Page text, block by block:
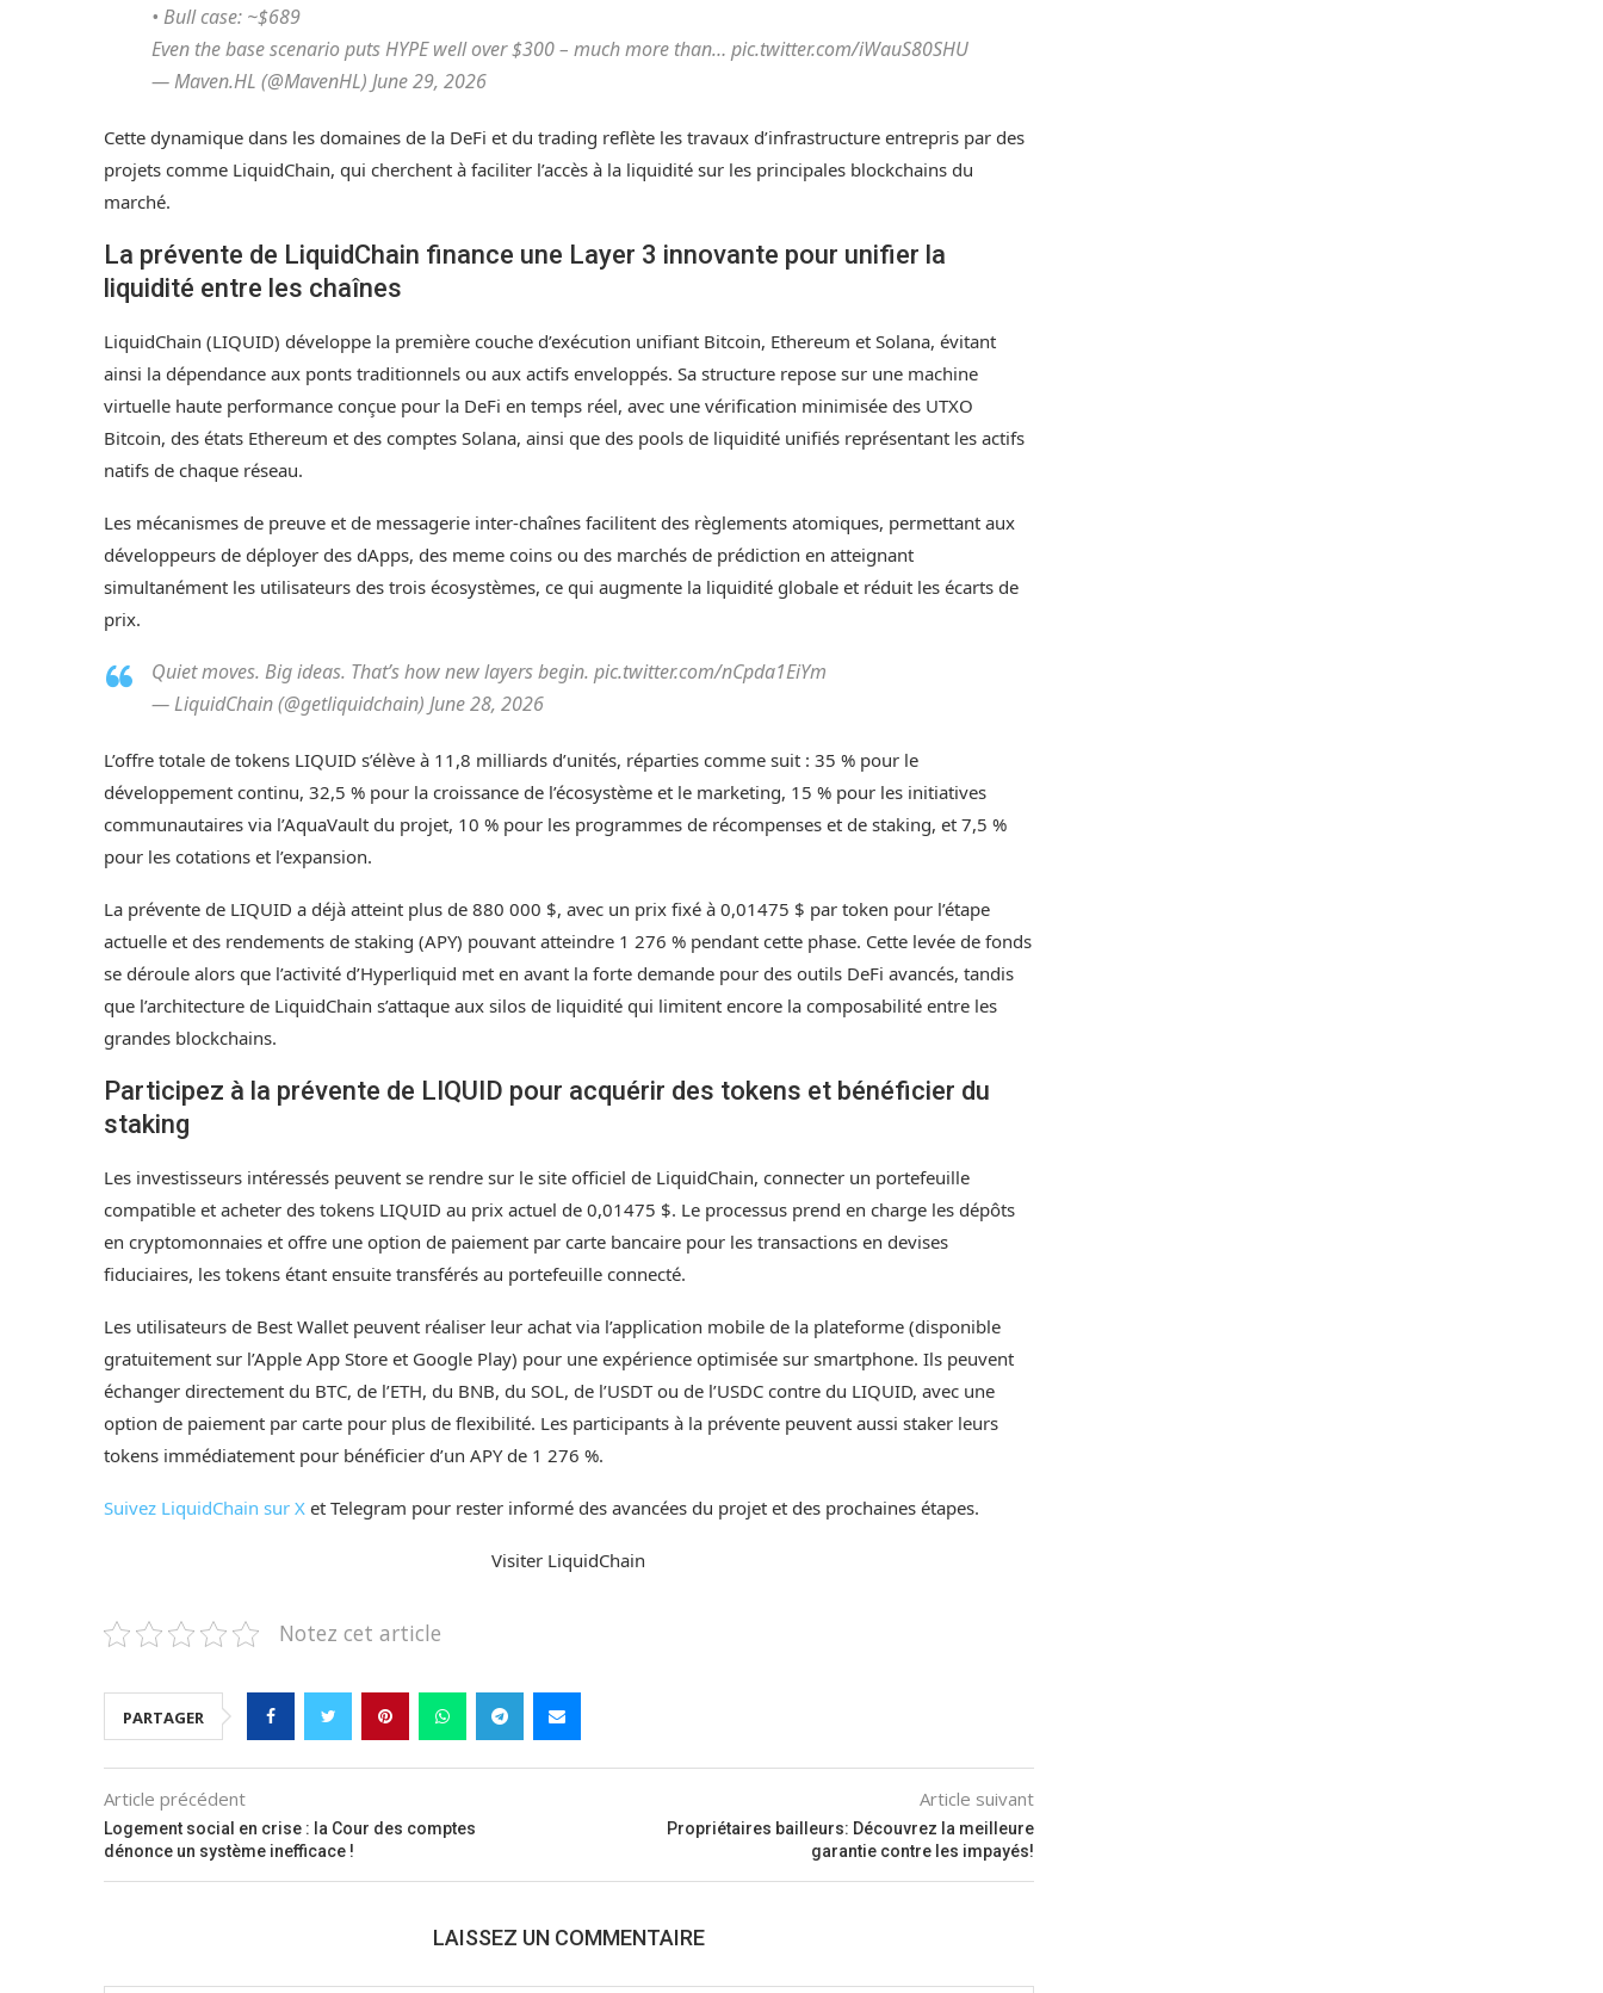
• Bull case: ~$689
Even the base scenario puts HYPE well over $300 – much more than… pic.twitter.com/iWauS80SHU
— Maven.HL (@MavenHL) June 29, 2026
Cette dynamique dans les domaines de la DeFi et du trading reflète les travaux d’infrastructure entrepris par des
projets comme LiquidChain, qui cherchent à faciliter l’accès à la liquidité sur les principales blockchains du
marché.
La prévente de LiquidChain finance une Layer 3 innovante pour unifier la
liquidité entre les chaînes
LiquidChain (LIQUID) développe la première couche d’exécution unifiant Bitcoin, Ethereum et Solana, évitant
ainsi la dépendance aux ponts traditionnels ou aux actifs enveloppés. Sa structure repose sur une machine
virtuelle haute performance conçue pour la DeFi en temps réel, avec une vérification minimisée des UTXO
Bitcoin, des états Ethereum et des comptes Solana, ainsi que des pools de liquidité unifiés représentant les actifs
natifs de chaque réseau.
Les mécanismes de preuve et de messagerie inter-chaînes facilitent des règlements atomiques, permettant aux
développeurs de déployer des dApps, des meme coins ou des marchés de prédiction en atteignant
simultanément les utilisateurs des trois écosystèmes, ce qui augmente la liquidité globale et réduit les écarts de
prix.
Quiet moves. Big ideas. That’s how new layers begin. pic.twitter.com/nCpda1EiYm
— LiquidChain (@getliquidchain) June 28, 2026
L’offre totale de tokens LIQUID s’élève à 11,8 milliards d’unités, réparties comme suit : 35 % pour le
développement continu, 32,5 % pour la croissance de l’écosystème et le marketing, 15 % pour les initiatives
communautaires via l’AquaVault du projet, 10 % pour les programmes de récompenses et de staking, et 7,5 %
pour les cotations et l’expansion.
La prévente de LIQUID a déjà atteint plus de 880 000 $, avec un prix fixé à 0,01475 $ par token pour l’étape
actuelle et des rendements de staking (APY) pouvant atteindre 1 276 % pendant cette phase. Cette levée de fonds
se déroule alors que l’activité d’Hyperliquid met en avant la forte demande pour des outils DeFi avancés, tandis
que l’architecture de LiquidChain s’attaque aux silos de liquidité qui limitent encore la composabilité entre les
grandes blockchains.
Participez à la prévente de LIQUID pour acquérir des tokens et bénéficier du
staking
Les investisseurs intéressés peuvent se rendre sur le site officiel de LiquidChain, connecter un portefeuille
compatible et acheter des tokens LIQUID au prix actuel de 0,01475 $. Le processus prend en charge les dépôts
en cryptomonnaies et offre une option de paiement par carte bancaire pour les transactions en devises
fiduciaires, les tokens étant ensuite transférés au portefeuille connecté.
Les utilisateurs de Best Wallet peuvent réaliser leur achat via l’application mobile de la plateforme (disponible
gratuitement sur l’Apple App Store et Google Play) pour une expérience optimisée sur smartphone. Ils peuvent
échanger directement du BTC, de l’ETH, du BNB, du SOL, de l’USDT ou de l’USDC contre du LIQUID, avec une
option de paiement par carte pour plus de flexibilité. Les participants à la prévente peuvent aussi staker leurs
tokens immédiatement pour bénéficier d’un APY de 1 276 %.
Suivez LiquidChain sur X et Telegram pour rester informé des avancées du projet et des prochaines étapes.
Visiter LiquidChain
Notez cet article
PARTAGER
Article précédent
Logement social en crise : la Cour des comptes
dénonce un système inefficace !
Article suivant
Propriétaires bailleurs: Découvrez la meilleure
garantie contre les impayés!
LAISSEZ UN COMMENTAIRE